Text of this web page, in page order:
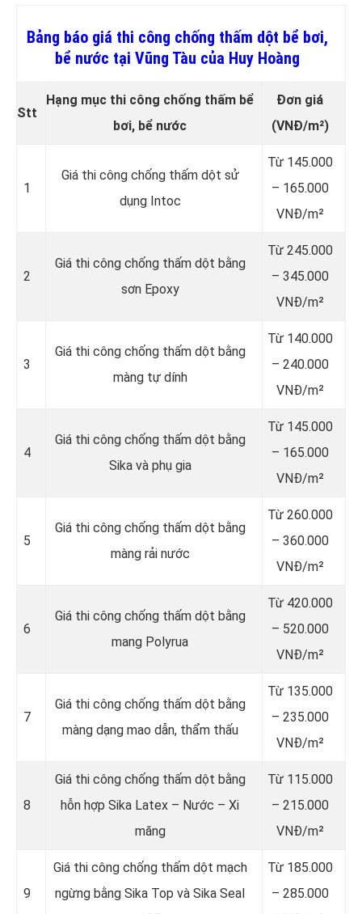
Bảng báo giá thi công chống thấm dột bể bơi,
bể nước tại Vũng Tàu của Huy Hoàng
Stt
Hạng mục thi công chống thấm bể
bơi, bể nước
Đơn giá
(VNĐ/m²)
1
Giá thi công chống thấm dột sử
dụng Intoc
Từ 145.000
– 165.000
VNĐ/m²
2
Giá thi công chống thấm dột bằng
sơn Epoxy
Từ 245.000
– 345.000
VNĐ/m²
3
Giá thi công chống thấm dột bằng
màng tự dính
Từ 140.000
– 240.000
VNĐ/m²
4
Giá thi công chống thấm dột bằng
Sika và phụ gia
Từ 145.000
– 165.000
VNĐ/m²
5
Giá thi công chống thấm dột bằng
màng rải nước
Từ 260.000
– 360.000
VNĐ/m²
6
Giá thi công chống thấm dột bằng
mang Polyrua
Từ 420.000
– 520.000
VNĐ/m²
7
Giá thi công chống thấm dột bằng
màng dạng mao dẫn, thẩm thấu
Từ 135.000
– 235.000
VNĐ/m²
8
Giá thi công chống thấm dột bằng
hỗn hợp Sika Latex – Nước – Xi
măng
Từ 115.000
– 215.000
VNĐ/m²
9
Giá thi công chống thấm dột mạch
ngừng bằng Sika Top và Sika Seal
Từ 185.000
– 285.000